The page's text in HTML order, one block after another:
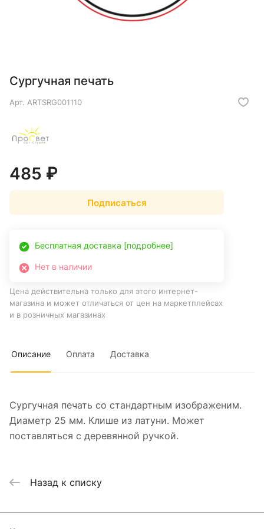
Сургучная печать
Арт. ARTSRG001110
485 ₽
Подписаться
Бесплатная доставка [подробнее]
Нет в наличии
Цена действительна только для этого интернет-
магазина и может отличаться от цен на маркетплейсах
и в розничных магазинах
Описание Оплата Доставка
Сургучная печать со стандартным изображеним.
Диаметр 25 мм. Клише из латуни. Может
поставляться с деревянной ручкой.
Назад к списку